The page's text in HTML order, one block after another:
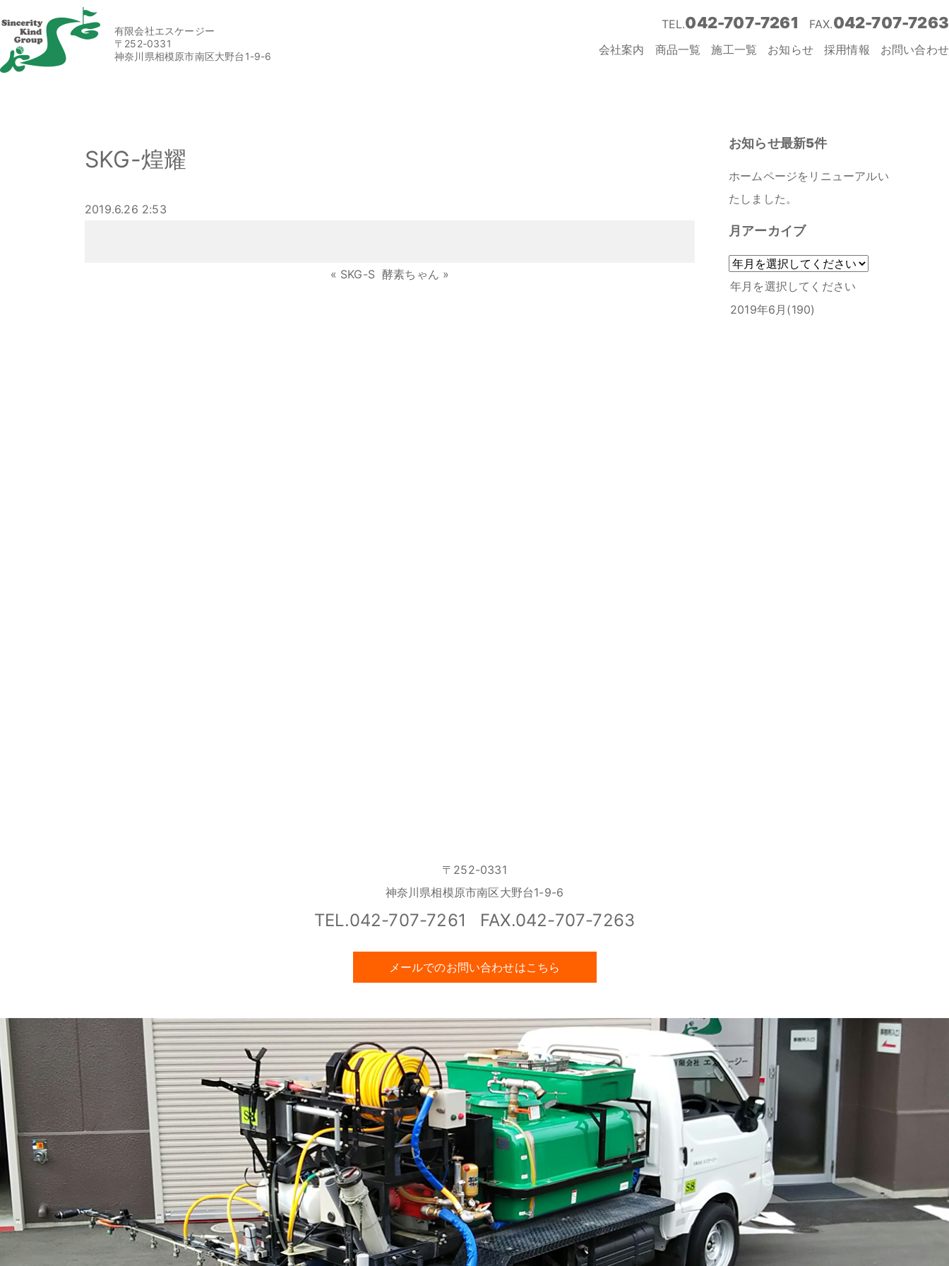
有限会社エスケージー
〒252-0331
神奈川県相模原市南区大野台1-9-6
TEL.042-707-7261 FAX.042-707-7263
会社案内 商品一覧 施工一覧 お知らせ 採用情報 お問い合わせ
SKG-煌耀
2019.6.26 2:53
« SKG-S 酵素ちゃん »
お知らせ最新5件
ホームページをリニューアルい
たしました。
月アーカイブ
〒252-0331
神奈川県相模原市南区大野台1-9-6
TEL.042-707-7261 FAX.042-707-7263
メールでのお問い合わせはこちら